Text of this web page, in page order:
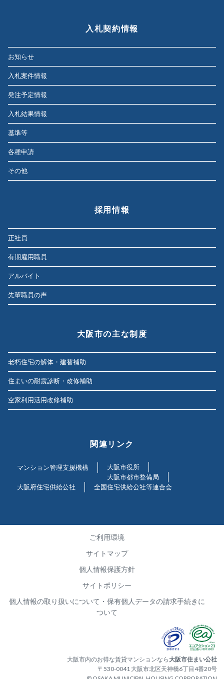
入札契約情報
お知らせ
入札案件情報
発注予定情報
入札結果情報
基準等
各種申請
その他
採用情報
正社員
有期雇用職員
アルバイト
先輩職員の声
大阪市の主な制度
老朽住宅の解体・建替補助
住まいの耐震診断・改修補助
空家利用活用改修補助
関連リンク
マンション管理支援機構
大阪市役所
大阪市都市整備局
大阪府住宅供給公社
全国住宅供給公社等連合会
ご利用環境
サイトマップ
個人情報保護方針
サイトポリシー
個人情報の取り扱いについて・保有個人データの請求手続きに
ついて
大阪市内のお得な賃貸マンションなら大阪市住まい公社
〒530-0041 大阪市北区天神橋6丁目4番20号